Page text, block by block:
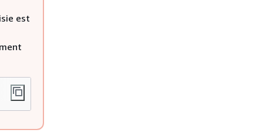
est